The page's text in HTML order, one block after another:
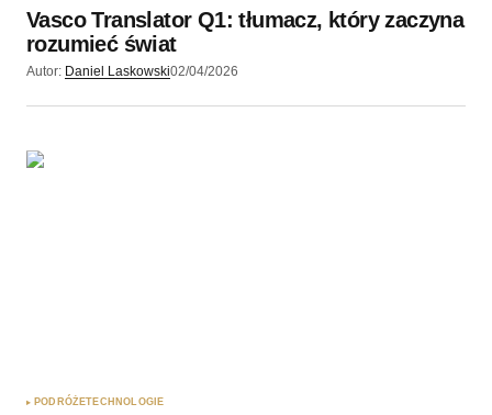
Vasco Translator Q1: tłumacz, który zaczyna
rozumieć świat
Autor: Daniel Laskowski02/04/2026
PODRÓŻETECHNOLOGIE